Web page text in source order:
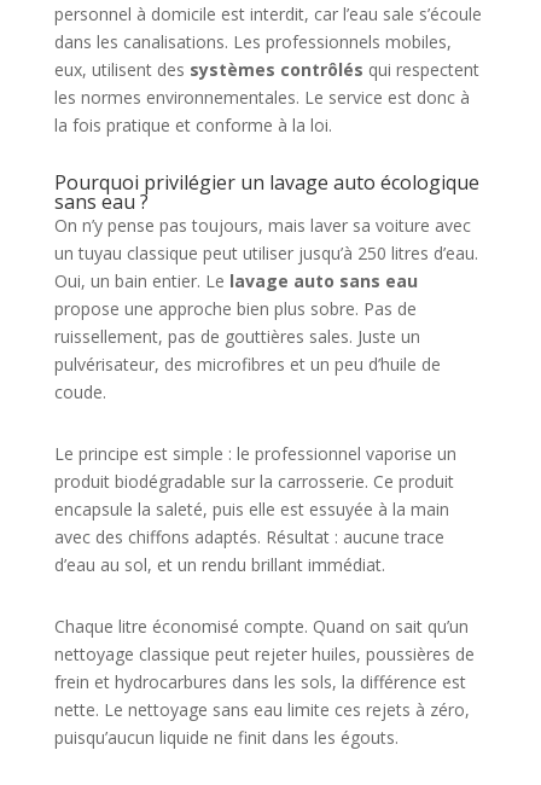
personnel à domicile est interdit, car l’eau sale s’écoule
dans les canalisations. Les professionnels mobiles,
eux, utilisent des systèmes contrôlés qui respectent
les normes environnementales. Le service est donc à
la fois pratique et conforme à la loi.
Pourquoi privilégier un lavage auto écologique
sans eau ?
On n’y pense pas toujours, mais laver sa voiture avec
un tuyau classique peut utiliser jusqu’à 250 litres d’eau.
Oui, un bain entier. Le lavage auto sans eau
propose une approche bien plus sobre. Pas de
ruissellement, pas de gouttières sales. Juste un
pulvérisateur, des microfibres et un peu d’huile de
coude.
Le principe est simple : le professionnel vaporise un
produit biodégradable sur la carrosserie. Ce produit
encapsule la saleté, puis elle est essuyée à la main
avec des chiffons adaptés. Résultat : aucune trace
d’eau au sol, et un rendu brillant immédiat.
Chaque litre économisé compte. Quand on sait qu’un
nettoyage classique peut rejeter huiles, poussières de
frein et hydrocarbures dans les sols, la différence est
nette. Le nettoyage sans eau limite ces rejets à zéro,
puisqu’aucun liquide ne finit dans les égouts.